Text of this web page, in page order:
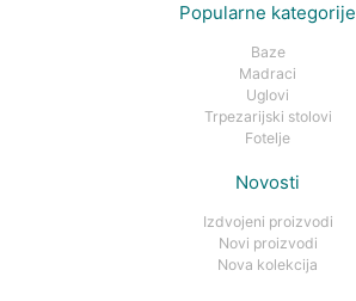
Popularne kategorije
Baze
Madraci
Uglovi
Trpezarijski stolovi
Fotelje
Novosti
Izdvojeni proizvodi
Novi proizvodi
Nova kolekcija